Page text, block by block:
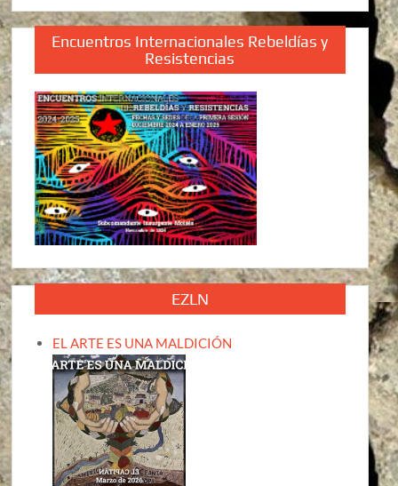
Encuentros Internacionales Rebeldías y
Resistencias
EZLN
EL ARTE ES UNA MALDICIÓN